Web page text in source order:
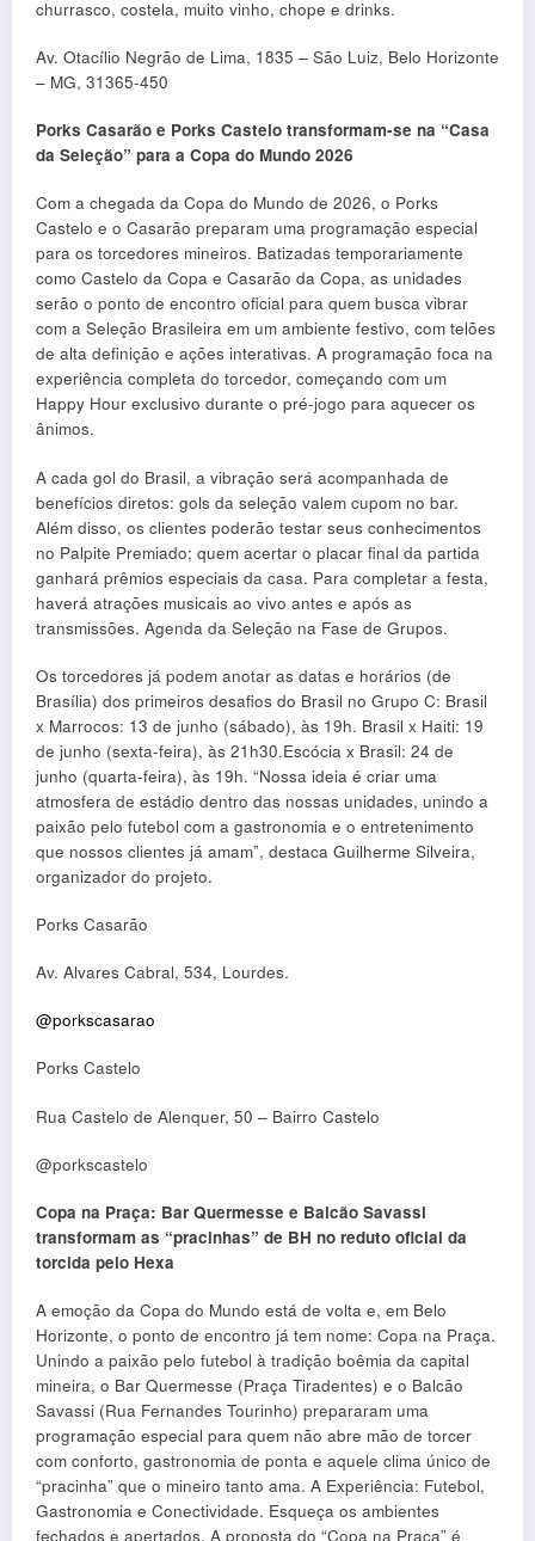
churrasco, costela, muito vinho, chope e drinks.
Av. Otacílio Negrão de Lima, 1835 – São Luiz, Belo Horizonte
– MG, 31365-450
Porks Casarão e Porks Castelo transformam-se na “Casa
da Seleção” para a Copa do Mundo 2026
Com a chegada da Copa do Mundo de 2026, o Porks
Castelo e o Casarão preparam uma programação especial
para os torcedores mineiros. Batizadas temporariamente
como Castelo da Copa e Casarão da Copa, as unidades
serão o ponto de encontro oficial para quem busca vibrar
com a Seleção Brasileira em um ambiente festivo, com telões
de alta definição e ações interativas. A programação foca na
experiência completa do torcedor, começando com um
Happy Hour exclusivo durante o pré-jogo para aquecer os
ânimos.
A cada gol do Brasil, a vibração será acompanhada de
benefícios diretos: gols da seleção valem cupom no bar.
Além disso, os clientes poderão testar seus conhecimentos
no Palpite Premiado; quem acertar o placar final da partida
ganhará prêmios especiais da casa. Para completar a festa,
haverá atrações musicais ao vivo antes e após as
transmissões. Agenda da Seleção na Fase de Grupos.
Os torcedores já podem anotar as datas e horários (de
Brasília) dos primeiros desafios do Brasil no Grupo C: Brasil
x Marrocos: 13 de junho (sábado), às 19h. Brasil x Haiti: 19
de junho (sexta-feira), às 21h30.Escócia x Brasil: 24 de
junho (quarta-feira), às 19h. “Nossa ideia é criar uma
atmosfera de estádio dentro das nossas unidades, unindo a
paixão pelo futebol com a gastronomia e o entretenimento
que nossos clientes já amam”, destaca Guilherme Silveira,
organizador do projeto.
Porks Casarão
Av. Alvares Cabral, 534, Lourdes.
@porkscasarao
Porks Castelo
Rua Castelo de Alenquer, 50 – Bairro Castelo
@porkscastelo
Copa na Praça: Bar Quermesse e Balcão Savassi
transformam as “pracinhas” de BH no reduto oficial da
torcida pelo Hexa
A emoção da Copa do Mundo está de volta e, em Belo
Horizonte, o ponto de encontro já tem nome: Copa na Praça.
Unindo a paixão pelo futebol à tradição boêmia da capital
mineira, o Bar Quermesse (Praça Tiradentes) e o Balcão
Savassi (Rua Fernandes Tourinho) prepararam uma
programação especial para quem não abre mão de torcer
com conforto, gastronomia de ponta e aquele clima único de
“pracinha” que o mineiro tanto ama. A Experiência: Futebol,
Gastronomia e Conectividade. Esqueça os ambientes
fechados e apertados. A proposta do “Copa na Praça” é